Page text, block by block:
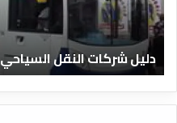
ك
ا
ت
ل
ن
ق
دليل شركات النقل السياحي